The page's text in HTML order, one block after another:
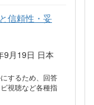
信頼性・妥
9月19日 日本
するため、回答
視聴など各種指